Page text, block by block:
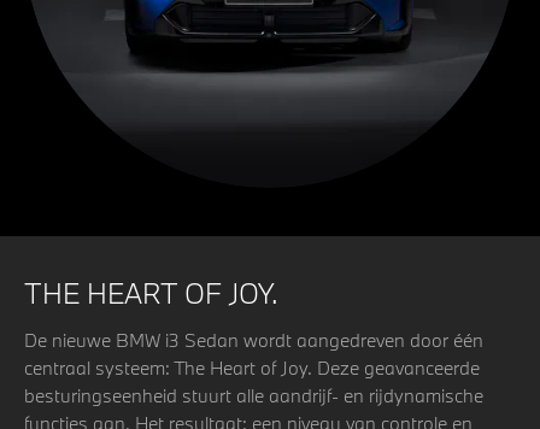
THE HEART OF JOY.
De nieuwe BMW i3 Sedan wordt aangedreven door één
centraal systeem: The Heart of Joy. Deze geavanceerde
besturingseenheid stuurt alle aandrijf- en rijdynamische
functies aan. Het resultaat: een niveau van controle en